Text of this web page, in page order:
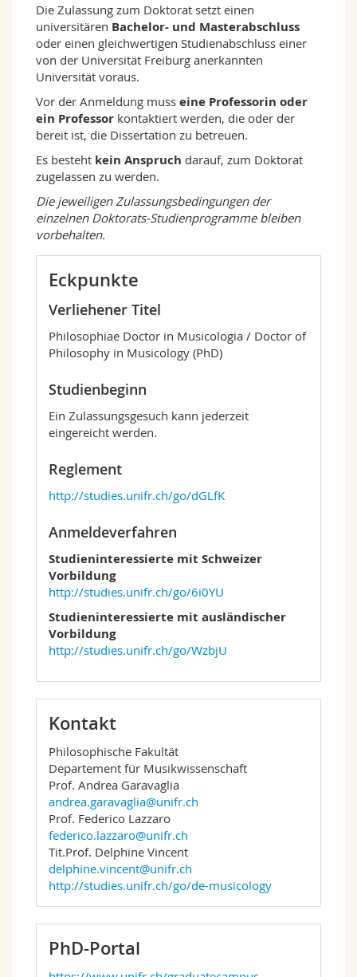
Die Zulassung zum Doktorat setzt einen
universitären Bachelor- und Masterabschluss
oder einen gleichwertigen Studienabschluss einer
von der Universität Freiburg anerkannten
Universität voraus.
Vor der Anmeldung muss eine Professorin oder
ein Professor kontaktiert werden, die oder der
bereit ist, die Dissertation zu betreuen.
Es besteht kein Anspruch darauf, zum Doktorat
zugelassen zu werden.
Die jeweiligen Zulassungsbedingungen der
einzelnen Doktorats-Studienprogramme bleiben
vorbehalten.
Eckpunkte
Verliehener Titel
Philosophiae Doctor in Musicologia / Doctor of
Philosophy in Musicology (PhD)
Studienbeginn
Ein Zulassungsgesuch kann jederzeit
eingereicht werden.
Reglement
http://studies.unifr.ch/go/dGLfK
Anmeldeverfahren
Studieninteressierte mit Schweizer
Vorbildung
http://studies.unifr.ch/go/6i0YU
Studieninteressierte mit ausländischer
Vorbildung
http://studies.unifr.ch/go/WzbjU
Kontakt
Philosophische Fakultät
Departement für Musikwissenschaft
Prof. Andrea Garavaglia
andrea.garavaglia@unifr.ch
Prof. Federico Lazzaro
federico.lazzaro@unifr.ch
Tit.Prof. Delphine Vincent
delphine.vincent@unifr.ch
http://studies.unifr.ch/go/de-musicology
PhD-Portal